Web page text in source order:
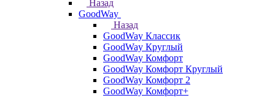
Назад
GoodWay
Назад
GoodWay Классик
GoodWay Круглый
GoodWay Комфорт
GoodWay Комфорт Круглый
GoodWay Комфорт 2
GoodWay Комфорт+